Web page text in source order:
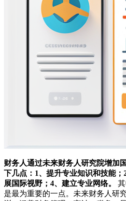
财务人通过未来财务人研究院增加
下几点：1、提升专业知识和技能
展国际视野；4、建立专业网络。
是最为重要的一点。未来财务人研